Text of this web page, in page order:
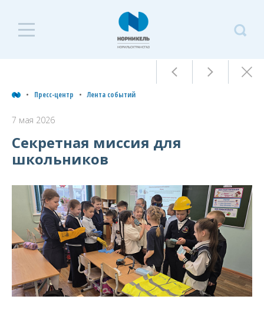
Пресс-центр
Архив
Фоторепортажи
Контакты
Пресс-центр Лента событий
7 мая 2026
Секретная миссия для
школьников